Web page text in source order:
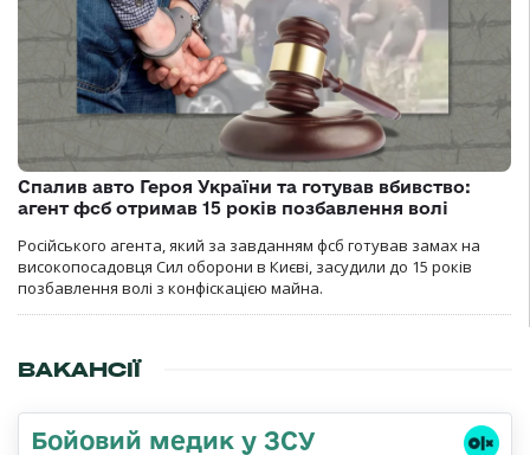
Спалив авто Героя України та готував вбивство:
агент фсб отримав 15 років позбавлення волі
Російського агента, який за завданням фсб готував замах на
високопосадовця Сил оборони в Києві, засудили до 15 років
позбавлення волі з конфіскацією майна.
ВАКАНСІЇ
Бойовий медик у ЗСУ